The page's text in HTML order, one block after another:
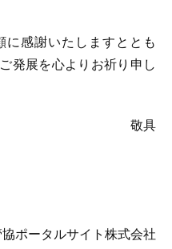
感謝いたしますととも
発展を心よりお祈り申し
敬具
ポータルサイト株式会社